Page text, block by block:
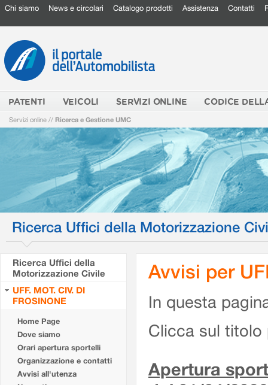
Chi siamo News e circolari Catalogo prodotti Assistenza Contatti
PATENTI VEICOLI SERVIZI ONLINE CODICE
Servizi online // Ricerca e Gestione UMC
Ricerca Uffici della Motorizzazione
Ricerca Uffici della
Motorizzazione Civile
UFF. MOT. CIV. DI
FROSINONE
Home Page
Dove siamo
Orari apertura sportelli
Organizzazione e contatti
Avvisi all'utenza
Avvisi per
In questa
Clicca sul titolo
Apertura